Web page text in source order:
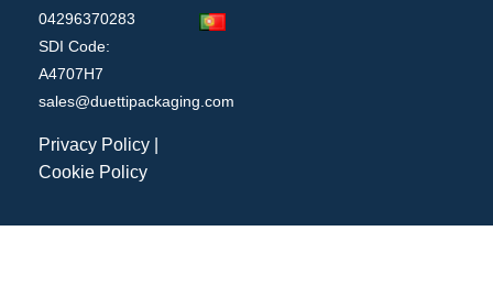
04296370283
SDI Code:
A4707H7
sales@duettipackaging.com
Privacy Policy
Cookie Policy